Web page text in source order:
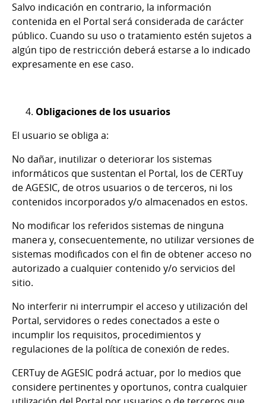
Salvo indicación en contrario, la información
contenida en el Portal será considerada de carácter
público. Cuando su uso o tratamiento estén sujetos a
algún tipo de restricción deberá estarse a lo indicado
expresamente en ese caso.
Obligaciones de los usuarios
El usuario se obliga a:
No dañar, inutilizar o deteriorar los sistemas
informáticos que sustentan el Portal, los de CERTuy
de AGESIC, de otros usuarios o de terceros, ni los
contenidos incorporados y/o almacenados en estos.
No modificar los referidos sistemas de ninguna
manera y, consecuentemente, no utilizar versiones de
sistemas modificados con el fin de obtener acceso no
autorizado a cualquier contenido y/o servicios del
sitio.
No interferir ni interrumpir el acceso y utilización del
Portal, servidores o redes conectados a este o
incumplir los requisitos, procedimientos y
regulaciones de la política de conexión de redes.
CERTuy de AGESIC podrá actuar, por lo medios que
considere pertinentes y oportunos, contra cualquier